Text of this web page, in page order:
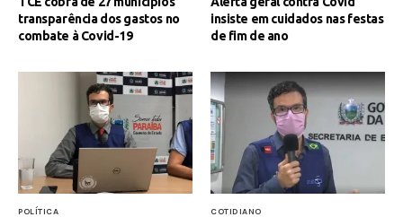
transparência dos gastos no
combate à Covid-19
insiste em cuidados nas festas
de fim de ano
POLÍTICA COTIDIANO